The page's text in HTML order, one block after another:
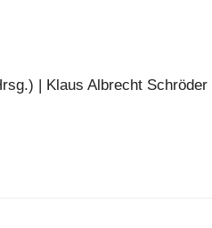
| Klaus Albrecht Schröder